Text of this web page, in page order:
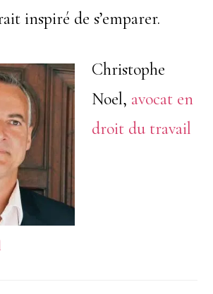
inspiré de s’emparer.
Christophe
Noel, avocat en
droit du travail